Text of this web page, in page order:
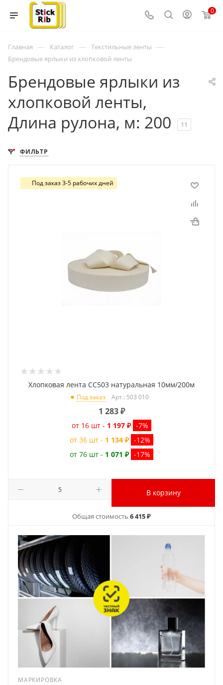
0
Главная — Каталог — Текстильные ленты —
Брендовые ярлыки из хлопковой ленты
Брендовые ярлыки из
хлопковой ленты,
Длина рулона, м: 200
11
ФИЛЬТР
Под заказ 3-5 рабочих дней
Хлопковая лента CC503 натуральная 10мм/200м
Под заказ Арт.: 503 010
1 283₽
от 16 шт - 1 197 ₽ -7%
от 36 шт - 1 134 ₽ -12%
от 76 шт - 1 071 ₽ -17%
В корзину
Общая стоимость 6 415 ₽
МАРКИРОВКА